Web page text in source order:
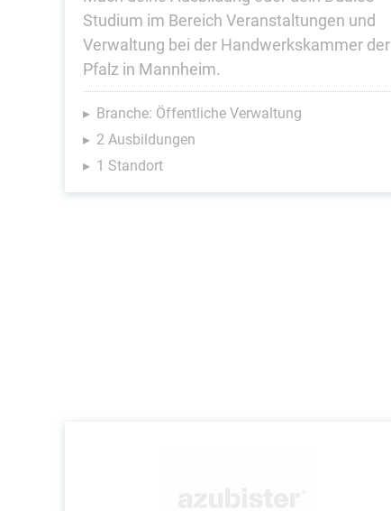
Studium im Bereich Veranstaltungen und
Verwaltung bei der Handwerkskammer der
Pfalz in Mannheim.
Branche: Öffentliche Verwaltung
2 Ausbildungen
1 Standort